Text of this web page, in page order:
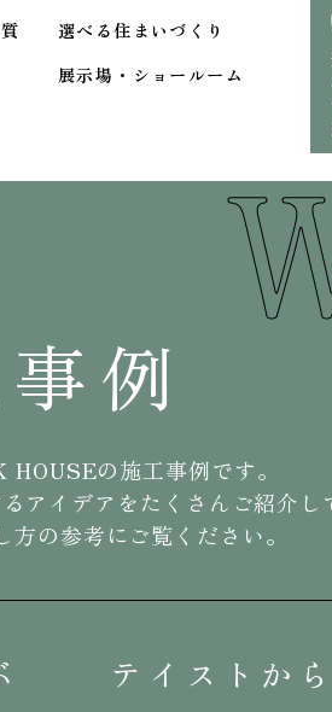
選べる住まいづくり
展示場・ショールーム
例
の施工事例です。
アイデアをたくさんご紹介し
の参考にご覧ください。
テイストか